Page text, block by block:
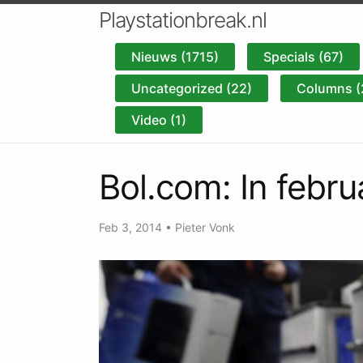
Playstationbreak.nl
Nieuws (1715)
Specials (67)
Uncategorized (22)
Columns
Video (1)
Bol.com: In
Feb 3, 2014 • Pieter Vonk